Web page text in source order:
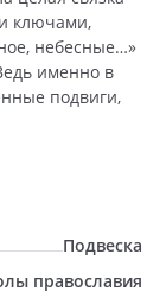
ключами,
небесные…»
именно в
подвиги,
Подвеска
православия